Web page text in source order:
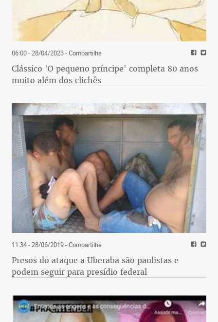
06:00 - 28/04/2023- Compartilhe
Clássico 'O pequeno príncipe' completa 80 anos
muito além dos clichês
11:34 - 28/06/2019- Compartilhe
Presos do ataque a Uberaba são paulistas e
podem seguir para presídio federal